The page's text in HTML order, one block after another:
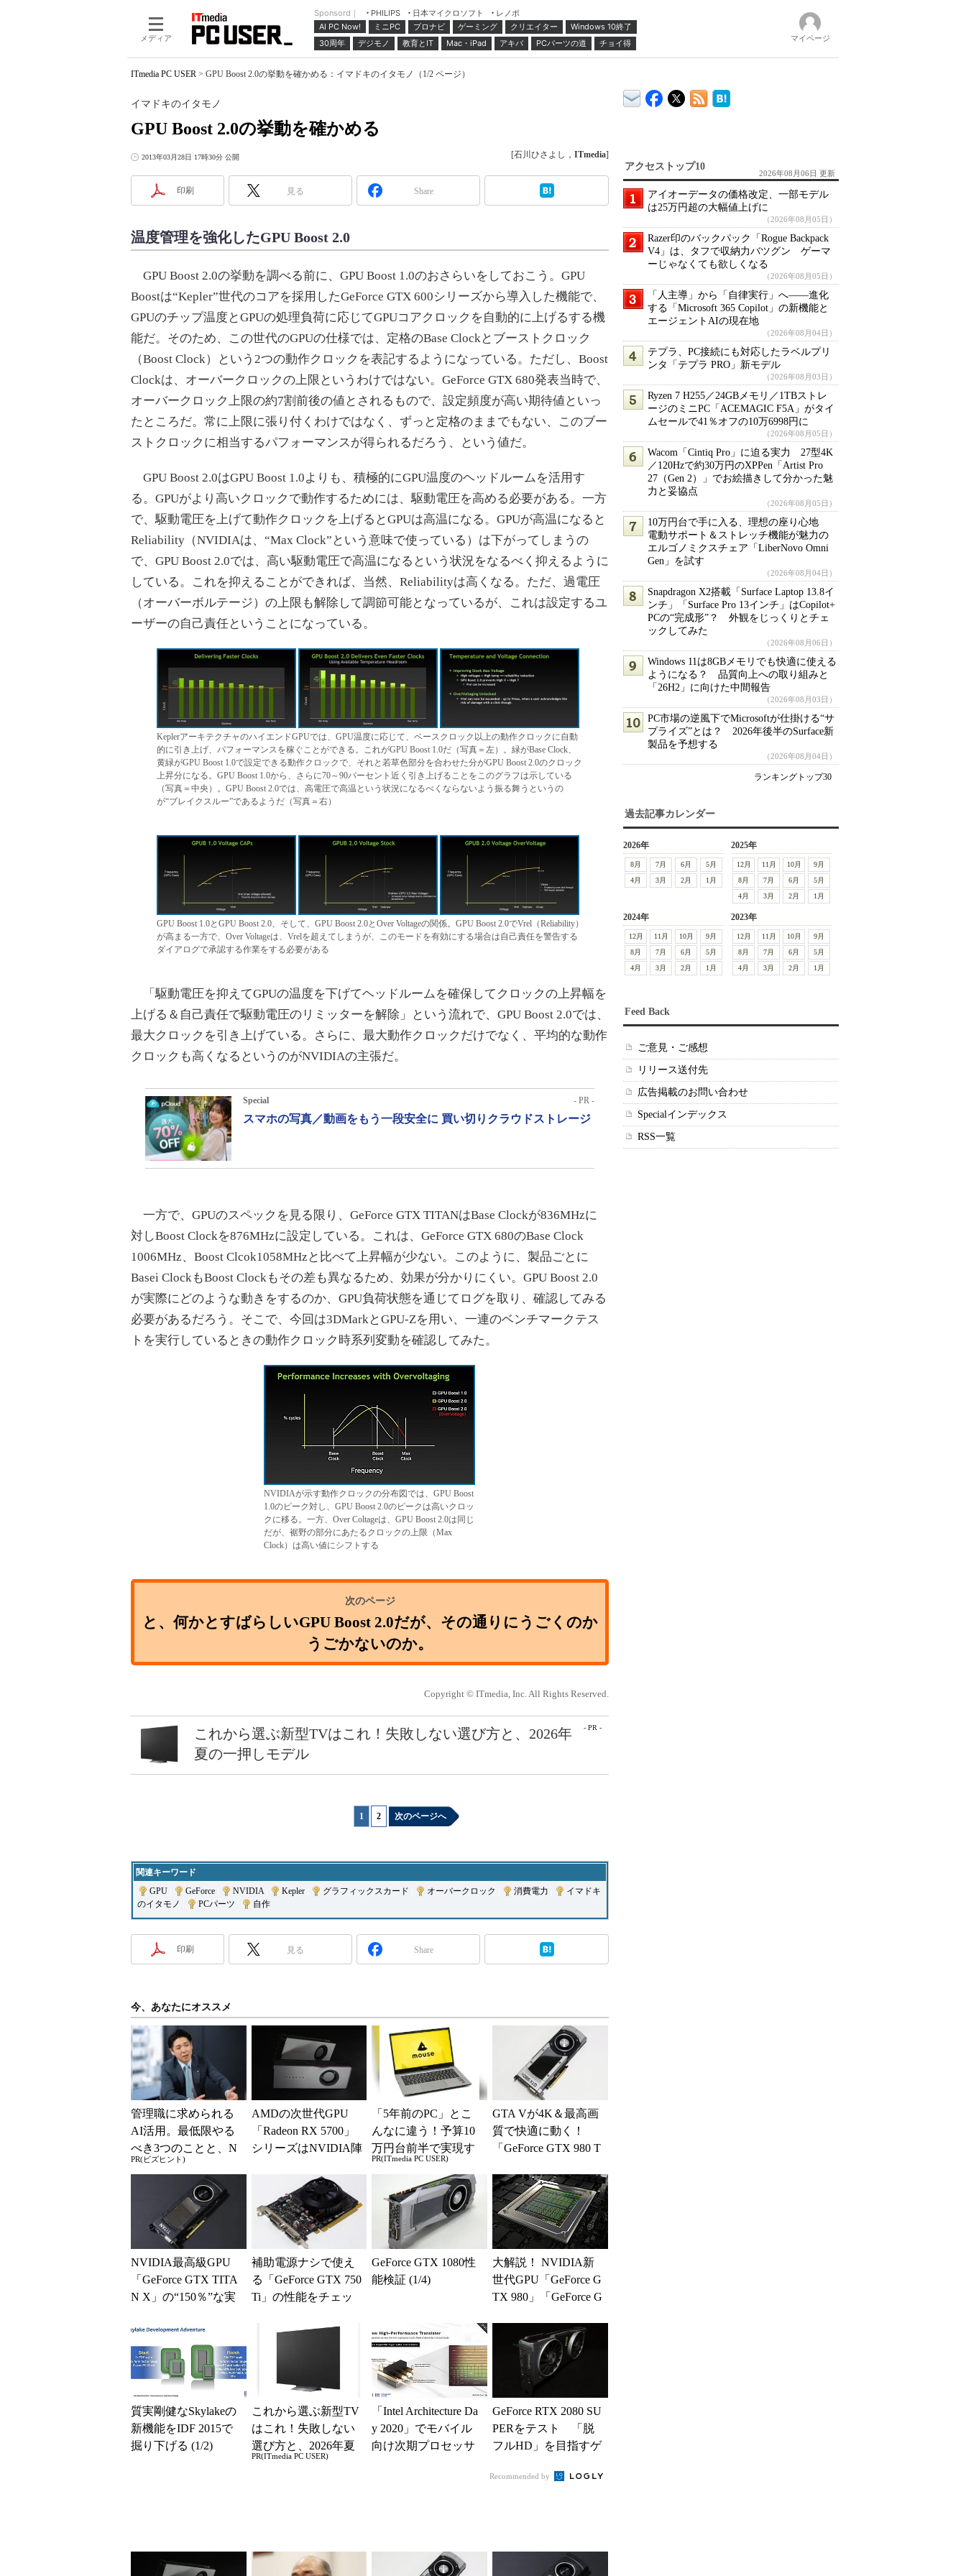
メディア
Sponsord｜ PHILIPS 日本マイクロソフト
レノボ
AI PC Now!
ミニPC プロナビ ゲーミング クリエイター
Windows 10終了
30周年
デジモノ 教育とIT Mac・iPad アキバ PCパーツの道 チョイ得 マイページ
ITmedia PC USER > GPU Boost 2.0の挙動を確かめる：イマドキのイタモノ（1/2 ページ）
GPU Boost 2.0の挙動を確かめる
イマドキのイタモノ
2013年03月28日 17時30分 公開 [石川ひさよし， ITmedia]
印刷 見る Share
温度管理を強化したGPU Boost 2.0
GPU Boost 2.0の挙動を調べる前に、GPU Boost 1.0のおさらいをしておこう。GPU
Boostは“Kepler”世代のコアを採用したGeForce GTX 600シリーズから導入した機能で、
GPUのチップ温度とGPUの処理負荷に応じてGPUコアクロックを自動的に上げるする機
能だ。そのため、この世代のGPUの仕様では、定格のBase Clockとブーストクロック
（Boost Clock）という2つの動作クロックを表記するようになっている。ただし、Boost
Clockは、オーバークロックの上限というわけではない。GeForce GTX 680発表当時で、
オーバークロック上限の約7割前後の値とされるもので、設定頻度が高い期待値といっ
たところだ。常に上限に張り付くわけではなく、ずっと定格のままでもない、このブー
ストクロックに相当するパフォーマンスが得られるだろう、という値だ。
GPU Boost 2.0はGPU Boost 1.0よりも、積極的にGPU温度のヘッドルームを活用す
る。GPUがより高いクロックで動作するためには、駆動電圧を高める必要がある。一方
で、駆動電圧を上げて動作クロックを上げるとGPUは高温になる。GPUが高温になると
Reliability（NVIDIAは、“Max Clock”という意味で使っている）は下がってしまうの
で、GPU Boost 2.0では、高い駆動電圧で高温になるという状況をなるべく抑えるように
している。これを抑えることができれば、当然、Reliabilityは高くなる。ただ、過電圧
（オーバーボルテージ）の上限も解除して調節可能となっているが、これは設定するユ
ーザーの自己責任ということになっている。
KeplerアーキテクチャのハイエンドGPUでは、GPU温度に応じて、ベースクロック以上の動作クロックに自動
的に引き上げ、パフォーマンスを稼ぐことができる。これがGPU Boost 1.0だ（写真＝左）。緑がBase Clock、
黄緑がGPU Boost 1.0で設定できる動作クロックで、それと若草色部分を合わせた分がGPU Boost 2.0のクロック
上昇分になる。GPU Boost 1.0から、さらに70～90パーセント近く引き上げることをこのグラフは示している
（写真＝中央）。GPU Boost 2.0では、高電圧で高温という状況になるべくならないよう振る舞うというの
が“ブレイクスルー”であるようだ（写真＝右）
GPU Boost 1.0とGPU Boost 2.0、そして、GPU Boost 2.0とOver Voltageの関係。GPU Boost 2.0でVrel（Reliability）
が高まる一方で、Over Voltageは、Vrelを超えてしまうが、このモードを有効にする場合は自己責任を警告する
ダイアログで承認する作業をする必要がある
「駆動電圧を抑えてGPUの温度を下げてヘッドルームを確保してクロックの上昇幅を
上げる＆自己責任で駆動電圧のリミッターを解除」という流れで、GPU Boost 2.0では、
最大クロックを引き上げている。さらに、最大動作クロックだけでなく、平均的な動作
クロックも高くなるというのがNVIDIAの主張だ。
Special - PR -
スマホの写真／動画をもう一段安全に 買い切りクラウドストレージ
一方で、GPUのスペックを見る限り、GeForce GTX TITANはBase Clockが836MHzに
対しBoost Clockを876MHzに設定している。これは、GeForce GTX 680のBase Clock
1006MHz、Boost Clcok1058MHzと比べて上昇幅が少ない。このように、製品ごとに
Basei ClockもBoost Clockもその差も異なるため、効果が分かりにくい。GPU Boost 2.0
が実際にどのような動きをするのか、GPU負荷状態を通じてログを取り、確認してみる
必要があるだろう。そこで、今回は3DMarkとGPU-Zを用い、一連のベンチマークテス
トを実行しているときの動作クロック時系列変動を確認してみた。
NVIDIAが示す動作クロックの分布図では、GPU Boost
1.0のピーク対し、GPU Boost 2.0のピークは高いクロッ
クに移る。一方、Over Coltageは、GPU Boost 2.0は同じ
だが、裾野の部分にあたるクロックの上限（Max
Clock）は高い値にシフトする
と、何かとすばらしいGPU Boost 2.0だが、その通りにうごくのか
うごかないのか。
Copyright © ITmedia, Inc. All Rights Reserved.
- PR -
これから選ぶ新型TVはこれ！失敗しない選び方と、2026年
夏の一押しモデル
1 2 次のページへ
関連キーワード
GPU
GeForce NVIDIA| Kepler グラフィックスカード オーバークロック 消費電力
イマドキ
のイタモノ
PCパーツ 自作
印刷 見る Share
今、あなたにオススメ
管理職に求められる
AI活用。最低限やる
べき3つのことと、N
Gな自己認識
PR(ビズヒント)
AMDの次世代GPU
「Radeon RX 5700」
シリーズはNVIDIA陣
「5年前のPC」とこ
んなに違う！予算10
万円台前半で実現す
る快適PCライフ
PR(ITmedia PC USER)
GTA Vが4K＆最高画
質で快適に動く！
「GeForce GTX 980 T
位...
NVIDIA最高級GPU
「GeForce GTX TITA
N X」の“150％”な実
補助電源ナシで使え
る「GeForce GTX 750
Ti」の性能をチェッ
GeForce GTX 1080性
能検証 (1/4)
大解説！ NVIDIA新
世代GPU「GeForce G
TX 980」「GeForce G
質実剛健なSkylakeの
新機能をIDF 2015で
掘り下げる (1/2)
これから選ぶ新型TV
はこれ！失敗しない
選び方と、2026年夏
の一押しモデル
PR(ITmedia PC USER)
「Intel Architecture Da
y 2020」でモバイル
向け次期プロセッサ
GeForce RTX 2080 SU
PERをテスト 「脱
フルHD」を目指すゲ
Recommended by
アクセストップ10
2026年08月06日 更新
アイオーデータの価格改定、一部モデル
は25万円超の大幅値上げに
（2026年08月05日）
Razer印のバックパック「Rogue Backpack
V4」は、タフで収納力バツグン ゲーマ
ーじゃなくても欲しくなる
（2026年08月05日）
「人主導」から「自律実行」へ――進化
する「Microsoft 365 Copilot」の新機能と
エージェントAIの現在地
（2026年08月04日）
テプラ、PC接続にも対応したラベルプリ
ンタ「テプラ PRO」新モデル
（2026年08月03日）
Ryzen 7 H255／24GBメモリ／1TBストレ
ージのミニPC「ACEMAGIC F5A」がタイ
ムセールで41％オフの10万6998円に
（2026年08月05日）
Wacom「Cintiq Pro」に迫る実力 27型4K
／120Hzで約30万円のXPPen「Artist Pro
27（Gen 2）」でお絵描きして分かった魅
力と妥協点
（2026年08月05日）
10万円台で手に入る、理想の座り心地
電動サポート＆ストレッチ機能が魅力の
エルゴノミクスチェア「LiberNovo Omni
Gen」を試す
（2026年08月04日）
Snapdragon X2搭載「Surface Laptop 13.8イ
ンチ」「Surface Pro 13インチ」はCopilot+
PCの“完成形”？ 外観をじっくりとチェ
ックしてみた
（2026年08月06日）
Windows 11は8GBメモリでも快適に使える
ようになる？ 品質向上への取り組みと
「26H2」に向けた中間報告
（2026年08月03日）
PC市場の逆風下でMicrosoftが仕掛ける“サ
プライズ”とは？ 2026年後半のSurface新
製品を予想する
（2026年08月04日）
ランキングトップ30
過去記事カレンダー
2026年
8月 7月 6月
5月
4月
3月 2月 1月
2025年
12月 11月 10月
9月
8月
7月 6月
5月
4月
3月 2月 1月
2024年
12月 11月 10月
9月
8月
7月 6月
5月
4月
3月 2月 1月
2023年
12月 11月 10月
9月
8月
7月 6月
5月
4月
3月 2月 1月
Feed Back
ご意見・ご感想
リリース送付先
広告掲載のお問い合わせ
Specialインデックス
RSS一覧